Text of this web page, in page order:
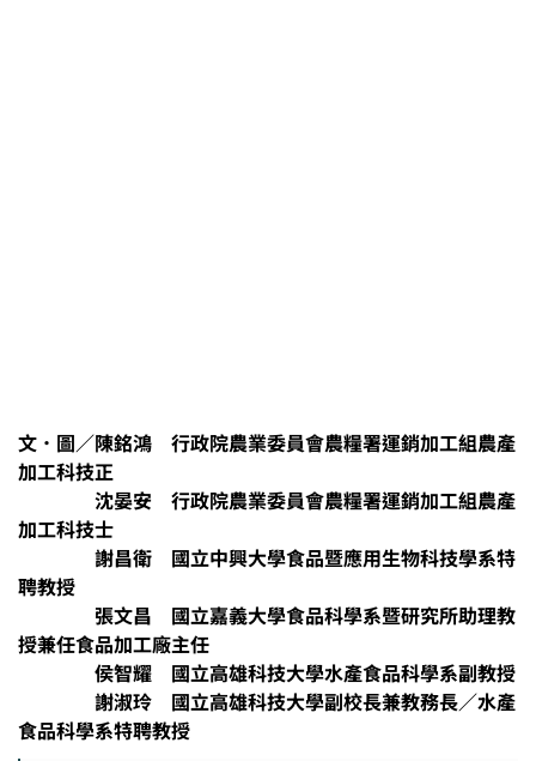
文．圖／陳銘鴻 行政院農業委員會農糧署運銷加工組農產
加工科技正
沈晏安 行政院農業委員會農糧署運銷加工組農產
加工科技士
謝昌衛 國立中興大學食品暨應用生物科技學系特
聘教授
張文昌 國立嘉義大學食品科學系暨研究所助理教
授兼任食品加工廠主任
侯智耀 國立高雄科技大學水產食品科學系副教授
謝淑玲 國立高雄科技大學副校長兼教務長／水產
食品科學系特聘教授